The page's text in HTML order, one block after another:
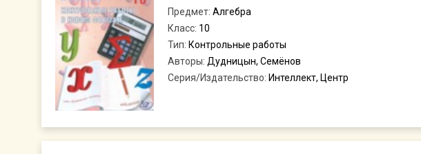
Предмет: Алгебра
Класс: 10
Тип: Контрольные работы
Авторы: Дудницын, Семёнов
Серия/Издательство: Интеллект, Центр